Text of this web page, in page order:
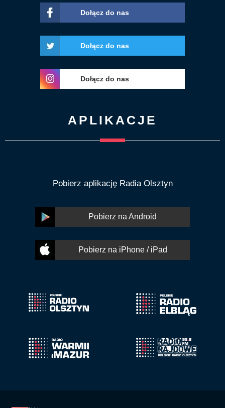
Dołącz do nas
Dołącz do nas
Dołącz do nas
APLIKACJE
Pobierz aplikację Radia Olsztyn
Pobierz na Android
Pobierz na iPhone / iPad